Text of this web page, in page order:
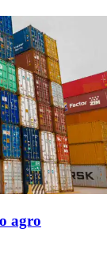
agro